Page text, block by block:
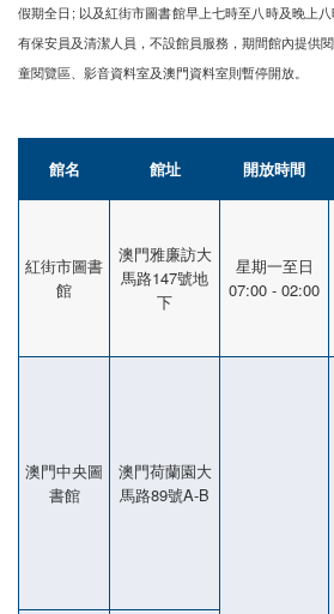
假期全日; 以及紅街市圖書館早上七時至八時及晚上
有保安員及清潔人員，不設館員服務，期間館內提供
童閱覽區、影音資料室及澳門資料室則暫停開放。
館名 館址 開放時間
紅街市圖書
館
澳門雅廉訪大
馬路147號地
下
星期一至日
07:00 - 02:00
澳門中央圖
書館
澳門荷蘭園大
馬路89號A-B